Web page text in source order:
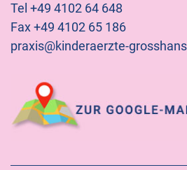
Tel +49 4102 64 648
Fax +49 4102 65 186
praxis@kinderaerzte-